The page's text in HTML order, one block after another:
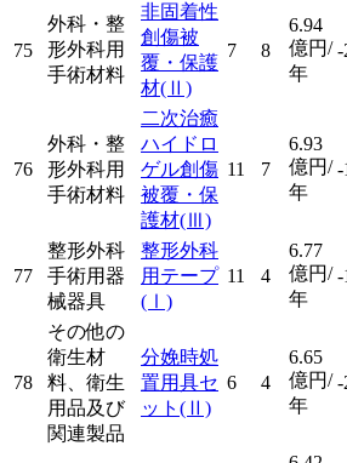
75
外科・整
形外科用
手術材料
非固着性
創傷被
覆・保護
材(Ⅱ)
7 8
6.94
億円/
年
-
76
外科・整
形外科用
手術材料
二次治癒
ハイドロ
ゲル創傷
被覆・保
護材(Ⅲ)
11 7
6.93
億円/
年
-
77
整形外科
手術用器
械器具
整形外科
用テープ
(Ⅰ)
11 4
6.77
億円/
年
-
78
その他の
衛生材
料、衛生
用品及び
関連製品
分娩時処
置用具セ
ット (Ⅱ)
6 4
6.65
億円/
年
-